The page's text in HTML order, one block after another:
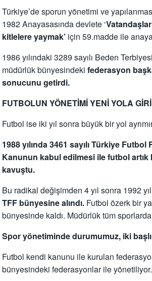
Türkiye’de sporun yönetimi ve
1982 Anayasasında devlete ‘
kitlelere yaymak’ için 59.madde ile
1986 yılındaki 3289 sayılı Beden
müdürlük bünyesindeki federasyon
sonucunu getirdi.
FUTBOLUN YÖNETİMİ YENİ YOLA
Futbol ise iki yıl sonra büyük bir yol
1988 yılında 3461 sayılı Türkiye
Kanunun kabul edilmesi ile futbol
kavuştu.
Bu radikal değişimden 4 yıl sonra 1992
TFF bünyesine alındı. Futbol özerk bir
bünyesinde kaldı. Müdürlük tüm
Spor yönetiminde durumumuz, iki
Futbol kendi kanunu ile kurulan
bünyesindeki federasyonlar ile yönetiliyor.